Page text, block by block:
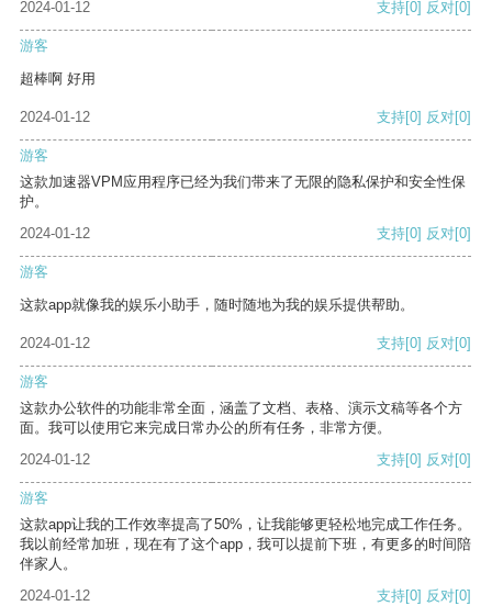
2024-01-12 支持[0] 反对[0]
游客
超棒啊 好用
2024-01-12 支持[0] 反对[0]
游客
这款加速器VPM应用程序已经为我们带来了无限的隐私保护和安全性保
护。
2024-01-12
支持[0] 反对[0]
游客
这款app就像我的娱乐小助手，随时随地为我的娱乐提供帮助。
2024-01-12 支持[0] 反对[0]
游客
这款办公软件的功能非常全面，涵盖了文档、表格、演示文稿等各个方
面。我可以使用它来完成日常办公的所有任务，非常方便。
2024-01-12
支持[0] 反对[0]
游客
这款app让我的工作效率提高了50%，让我能够更轻松地完成工作任务。
我以前经常加班，现在有了这个app，我可以提前下班，有更多的时间陪
伴家人。
2024-01-12
支持[0] 反对[0]